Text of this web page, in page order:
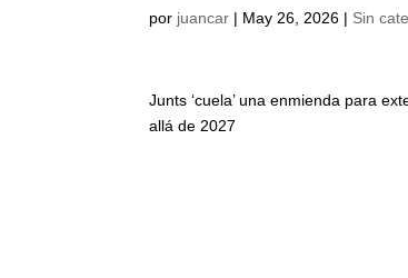
por juancar | May 26, 2026 | Sin
Junts ‘cuela’ una enmienda para
allá de 2027